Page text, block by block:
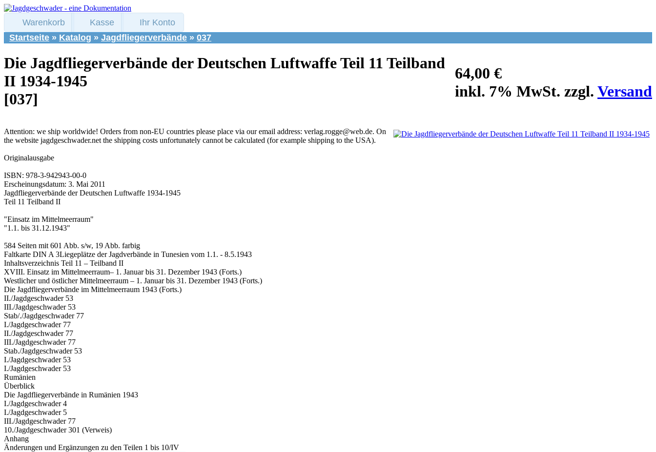
Warenkorb Kasse
Ihr Konto
Startseite » Katalog » Jagdfliegerverbände » 037
64,00 €
inkl. 7% MwSt. zzgl. Versand
Die Jagdfliegerverbände der Deutschen Luftwaffe Teil 11 Teilband
II 1934-1945
[037]
Attention: we ship worldwide! Orders from non-EU countries please place via our email address: verlag.rogge@web.de. On
the website jagdgeschwader.net the shipping costs unfortunately cannot be calculated (for example shipping to the USA).
Originalausgabe
ISBN: 978-3-942943-00-0
Erscheinungsdatum: 3. Mai 2011
Jagdfliegerverbände der Deutschen Luftwaffe 1934-1945
Teil 11 Teilband II
"Einsatz im Mittelmeerraum"
"1.1. bis 31.12.1943"
584 Seiten mit 601 Abb. s/w, 19 Abb. farbig
Faltkarte DIN A 3Liegeplätze der Jagdverbände in Tunesien vom 1.1. - 8.5.1943
Inhaltsverzeichnis Teil 11 – Teilband II
XVIII. Einsatz im Mittelmeerraum– 1. Januar bis 31. Dezember 1943 (Forts.)
Westlicher und östlicher Mittelmeerraum – 1. Januar bis 31. Dezember 1943 (Forts.)
Die Jagdfliegerverbände im Mittelmeerraum 1943 (Forts.)
II./Jagdgeschwader 53
III./Jagdgeschwader 53
Stab/./Jagdgeschwader 77
I./Jagdgeschwader 77
II./Jagdgeschwader 77
III./Jagdgeschwader 77
Stab./Jagdgeschwader 53
I./Jagdgeschwader 53
I./Jagdgeschwader 53
Rumänien
Überblick
Die Jagdfliegerverbände in Rumänien 1943
I./Jagdgeschwader 4
I./Jagdgeschwader 5
III./Jagdgeschwader 77
10./Jagdgeschwader 301 (Verweis)
Anhang
Änderungen und Ergänzungen zu den Teilen 1 bis 10/IV